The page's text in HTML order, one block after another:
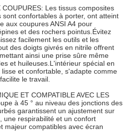
COUPURES: Les tissus composites
sont confortables à porter, ont atteint
aux coupures ANSI A4 pour
et des rochers pointus.Évitez
facilement les outils et les
des doigts givrés en nitrile offrent
ainsi une prise sûre même
et huileuses.L'intérieur spécial en
et confortable, s'adapte comme
le travail.
ET COMPATIBLE AVEC LES
à 45 ° au niveau des jonctions des
garantissent un ajustement sur
une respirabilité et un confort
majeur compatibles avec écran